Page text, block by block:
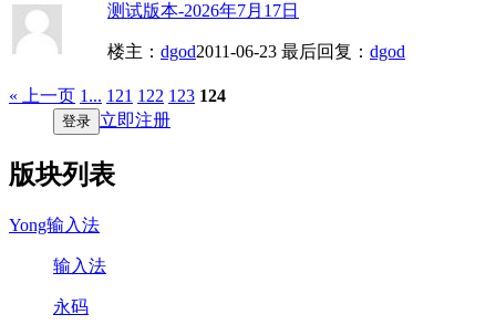
测试版本-2026年7月17日
楼主： dgod2011-06-23 最后回复： dgod
« 上一页 1... 121 122 123 124
登录 立即注册
版块列表
Yong输入法
输入法
永码